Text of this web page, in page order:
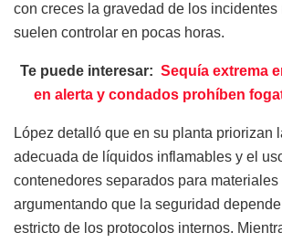
con creces la gravedad de los incidentes
suelen controlar en pocas horas.
Te puede interesar: Sequía extrema
en alerta y condados prohíben
López detalló que en su planta priorizan
adecuada de líquidos inflamables y el
contenedores separados para materiales
argumentando que la seguridad
estricto de los protocolos internos.